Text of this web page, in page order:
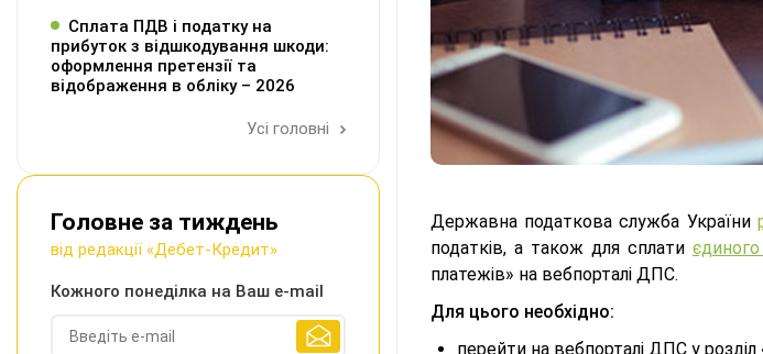
Державна податкова служба України
податків, а також для сплати
платежів» на вебпорталі ДПС.
Для цього необхідно:
перейти на вебпорталі ДПС у
Сплата ПДВ і податку на
прибуток з відшкодування шкоди:
оформлення претензії та
відображення в обліку – 2026
Усі головні
Головне за тиждень
від редакції «Дебет-Кредит»
Кожного понеділка на Ваш e-mail